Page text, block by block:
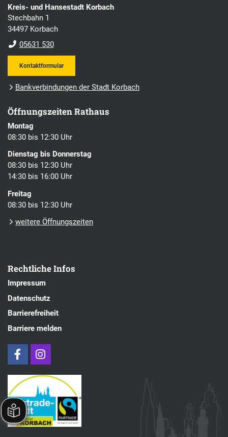
Kreis- und Hansestadt Korbach
Stechbahn 1
34497 Korbach
05631 530
Kontaktformular
Bankverbindungen der Stadt Korbach
Öffnungszeiten Rathaus
Montag
08:30 bis 12:30 Uhr
Dienstag bis Donnerstag
08:30 bis 12:30 Uhr
14:30 bis 16:00 Uhr
Freitag
08:30 bis 12:30 Uhr
weitere Öffnungszeiten
Rechtliche Infos
Impressum
Datenschutz
Barrierefreiheit
Barriere melden